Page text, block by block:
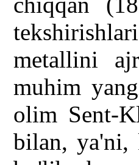
metallini
muhim
olim Sent-
bilan, ya'ni,